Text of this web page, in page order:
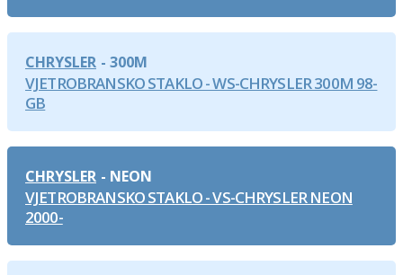
CHRYSLER
VJETROBRANSKO STAKLO - WS-CHRYSLER 300M 98-
GB
300M
CHRYSLER
VJETROBRANSKO STAKLO - VS-CHRYSLER NEON
2000-
NEON